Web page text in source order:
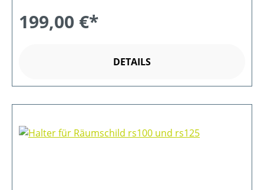
199,00 €*
DETAILS